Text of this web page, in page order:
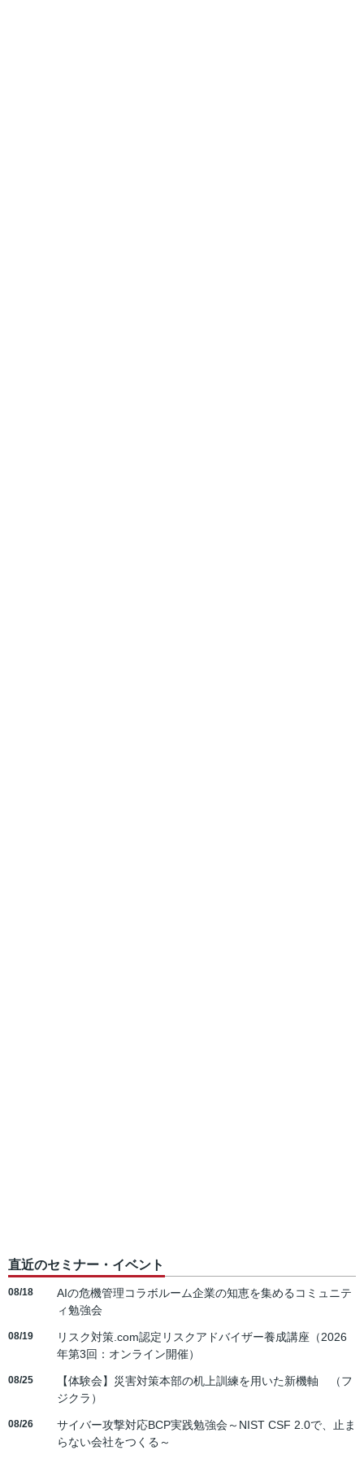
直近のセミナー・イベント
08/18
AIの危機管理コラボルーム企業の知恵を集めるコミュニテ
ィ勉強会
08/19
リスク対策.com認定リスクアドバイザー養成講座（2026
年第3回：オンライン開催）
08/25
【体験会】災害対策本部の机上訓練を用いた新機軸 （フ
ジクラ）
08/26
サイバー攻撃対応BCP実践勉強会～NIST CSF 2.0で、止ま
らない会社をつくる～